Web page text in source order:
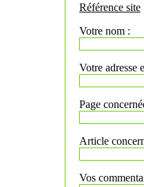
Référence site
Votre nom :
Votre adresse
Page
Article
Vos